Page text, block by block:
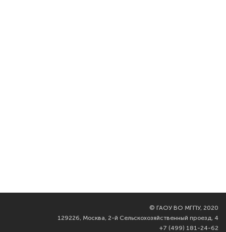
© ГАОУ ВО МГПУ, 2020
129226, Москва, 2-й Сельскохозяйственный проезд, 4
+7 (499) 181-24-62